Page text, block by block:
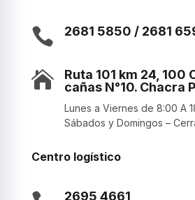
 2681 5850 / 2681

Ruta 101 km 24, 100
cañas N°10. Chacra
Lunes a Viernes de 8:00 A
Sábados y Domingos –
Centro logístico
2695 4661